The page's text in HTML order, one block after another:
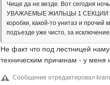
Чище да не везде. Вот сегодня
УВАЖАЕМЫЕ ЖИЛЬЦЫ 1 СЕКЦИИ 1
коробки, какой-то унитаз и
подъезде уже чисто, за
Не факт что под лестницей
техническим причинам - у меня
Сообщение отредактировал